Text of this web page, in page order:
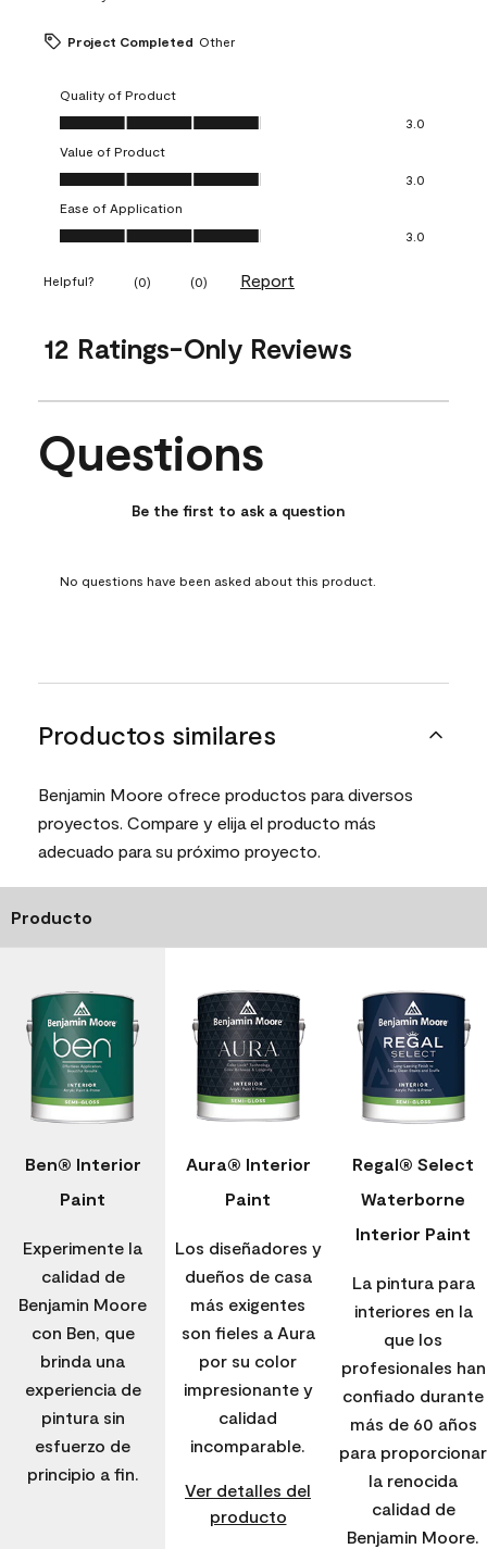
Project Completed Other
Quality of Product
Quality of Product, 3.0 out of 5
3.0
Value of Product
Value of Product, 3.0 out of 5
3.0
Ease of Application
Ease of Application, 3.0 out of 5
3.0
Helpful? (0) (0) Report
12 Ratings-Only Reviews
No questions have been asked about this product.
Questions
Be the first to ask a question
No questions have been asked about this product.
Productos similares
Benjamin Moore ofrece productos para diversos
proyectos. Compare y elija el producto más
adecuado para su próximo proyecto.
Producto
Ben® Interior
Paint
Experimente la
calidad de
Benjamin Moore
con Ben, que
brinda una
experiencia de
pintura sin
esfuerzo de
principio a fin.
Aura® Interior
Paint
Los diseñadores y
dueños de casa
más exigentes
son fieles a Aura
por su color
impresionante y
calidad
incomparable.
Ver detalles del
producto
Regal® Select
Waterborne
Interior Paint
La pintura para
interiores en la
que los
profesionales han
confiado durante
más de 60 años
para proporcionar
la renocida
calidad de
Benjamin Moore.